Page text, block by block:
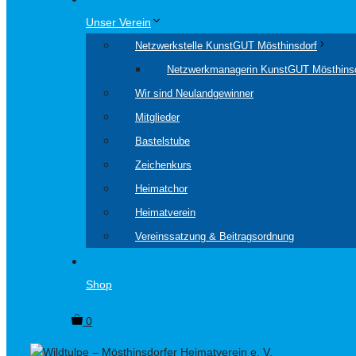
Unser Verein
Netzwerkstelle KunstGUT Mösthinsdorf
Netzwerkmanagerin KunstGUT
Wir sind Neulandgewinner
Mitglieder
Bastelstube
Zeichenkurs
Heimatchor
Heimatverein
Vereinssatzung & Beitragsordnung
Shop
0